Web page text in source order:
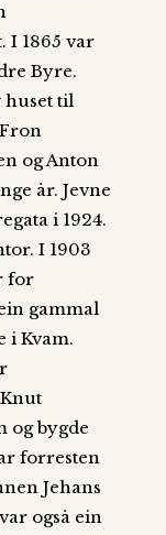
I 1865 var
Byre.
huset til
og Anton
år. Jevne
i 1924.
I 1903
for
gammal
i Kvam.
og bygde
forresten
Jehans
også ein